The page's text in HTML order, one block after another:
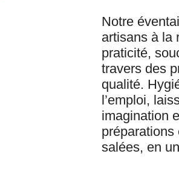
Notre
artisans à la
praticité,
travers des
qualité.
l’emploi,
imagination
salées, en